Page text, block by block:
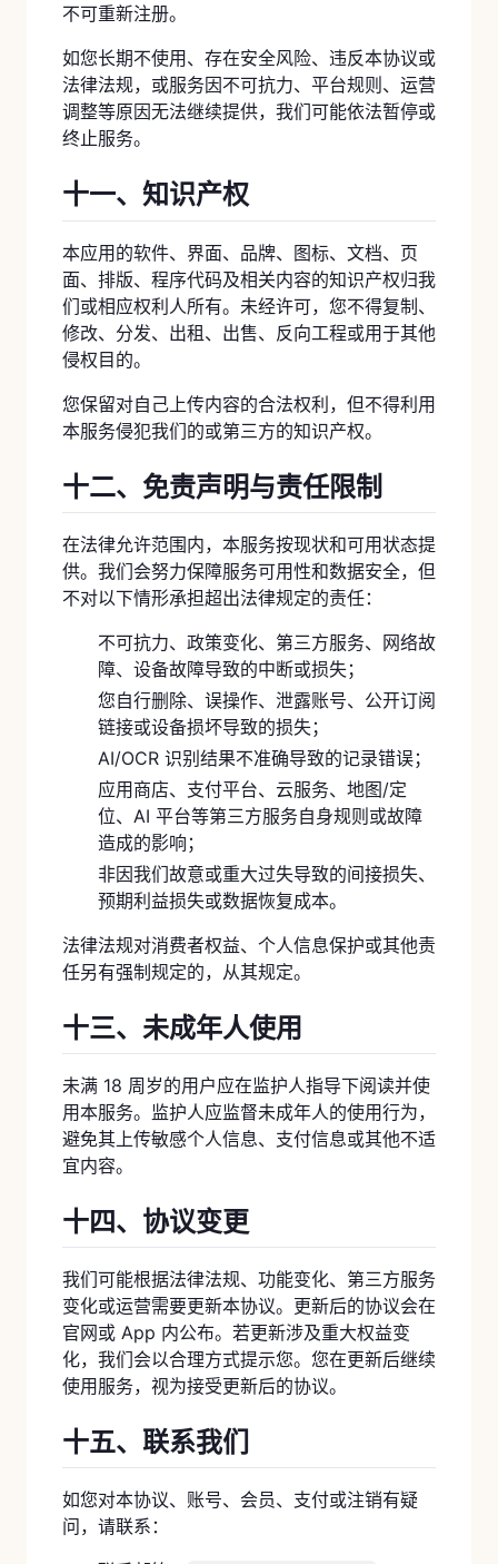
不可重新注册。
如您长期不使用、存在安全风险、违反本协议或
法律法规，或服务因不可抗力、平台规则、运营
调整等原因无法继续提供，我们可能依法暂停或
终止服务。
十一、知识产权
本应用的软件、界面、品牌、图标、文档、页
面、排版、程序代码及相关内容的知识产权归我
们或相应权利人所有。未经许可，您不得复制、
修改、分发、出租、出售、反向工程或用于其他
侵权目的。
您保留对自己上传内容的合法权利，但不得利用
本服务侵犯我们的或第三方的知识产权。
十二、免责声明与责任限制
在法律允许范围内，本服务按现状和可用状态提
供。我们会努力保障服务可用性和数据安全，但
不对以下情形承担超出法律规定的责任：
不可抗力、政策变化、第三方服务、网络故
障、设备故障导致的中断或损失；
您自行删除、误操作、泄露账号、公开订阅
链接或设备损坏导致的损失；
AI/OCR 识别结果不准确导致的记录错误；
应用商店、支付平台、云服务、地图/定
位、AI 平台等第三方服务自身规则或故障
造成的影响；
非因我们故意或重大过失导致的间接损失、
预期利益损失或数据恢复成本。
法律法规对消费者权益、个人信息保护或其他责
任另有强制规定的，从其规定。
十三、未成年人使用
未满 18 周岁的用户应在监护人指导下阅读并使
用本服务。监护人应监督未成年人的使用行为，
避免其上传敏感个人信息、支付信息或其他不适
宜内容。
十四、协议变更
我们可能根据法律法规、功能变化、第三方服务
变化或运营需要更新本协议。更新后的协议会在
官网或 App 内公布。若更新涉及重大权益变
化，我们会以合理方式提示您。您在更新后继续
使用服务，视为接受更新后的协议。
十五、联系我们
如您对本协议、账号、会员、支付或注销有疑
问，请联系：